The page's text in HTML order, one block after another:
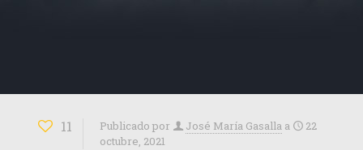
11 Publicado por José María Gasalla a
22
octubre, 2021